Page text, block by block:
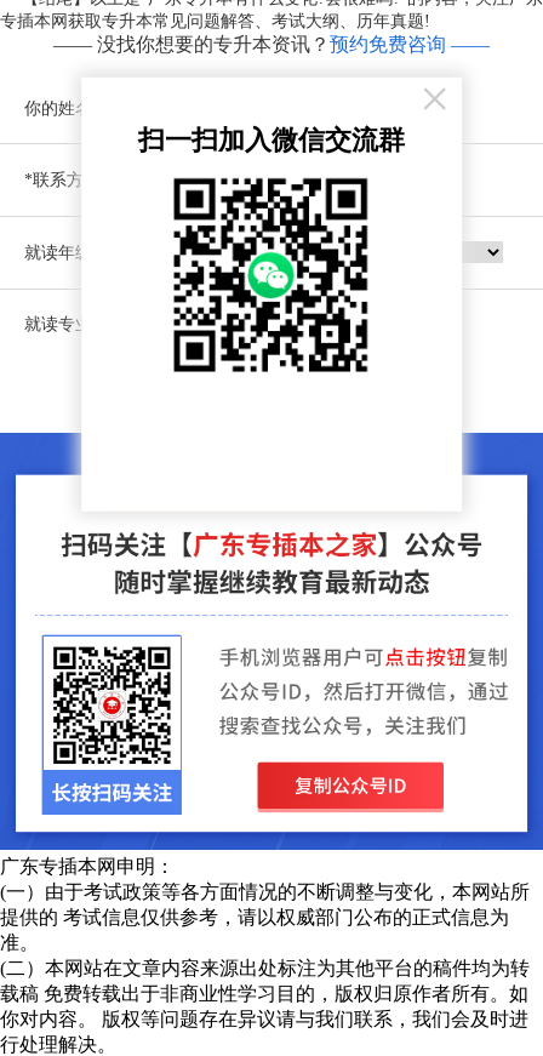
专插本网获取专升本常见问题解答、考试大纲、历年真题!
—— 没找你想要的专升本资讯？ 预约免费咨询 ——
你的姓名
*联系方式
就读年级
就读专业
广东专插本网申明：
(一）由于考试政策等各方面情况的不断调整与变化，本网站所
提供的 考试信息仅供参考，请以权威部门公布的正式信息为
准。
(二）本网站在文章内容来源出处标注为其他平台的稿件均为转
载稿 免费转载出于非商业性学习目的，版权归原作者所有。如
你对内容。 版权等问题存在异议请与我们联系，我们会及时进
行处理解决。
×
扫一扫加入微信交流群